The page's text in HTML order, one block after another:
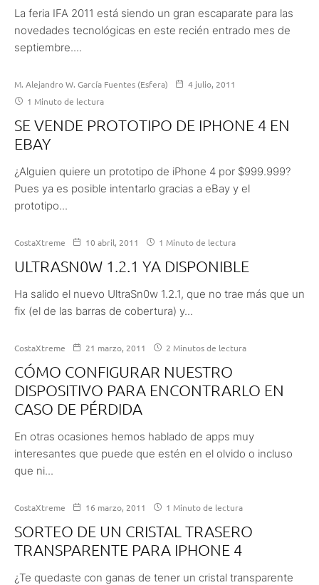
La feria IFA 2011 está siendo un gran escaparate para las
novedades tecnológicas en este recién entrado mes de
septiembre....
M. Alejandro W. García Fuentes (Esfera)
4 julio, 2011
1 Minuto de lectura
SE VENDE PROTOTIPO DE IPHONE 4 EN
EBAY
¿Alguien quiere un prototipo de iPhone 4 por $999.999?
Pues ya es posible intentarlo gracias a eBay y el
prototipo...
CostaXtreme 10 abril, 2011 1 Minuto de lectura
ULTRASN0W 1.2.1 YA DISPONIBLE
Ha salido el nuevo UltraSn0w 1.2.1, que no trae más que un
fix (el de las barras de cobertura) y...
CostaXtreme 21 marzo, 2011 2 Minutos de lectura
CÓMO CONFIGURAR NUESTRO
DISPOSITIVO PARA ENCONTRARLO EN
CASO DE PÉRDIDA
En otras ocasiones hemos hablado de apps muy
interesantes que puede que estén en el olvido o incluso
que ni...
CostaXtreme 16 marzo, 2011 1 Minuto de lectura
SORTEO DE UN CRISTAL TRASERO
TRANSPARENTE PARA IPHONE 4
¿Te quedaste con ganas de tener un cristal transparente